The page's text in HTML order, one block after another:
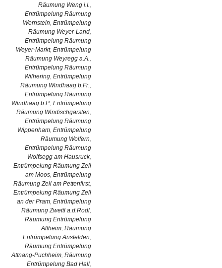
Räumung Weng i.I.,
Entrümpelung Räumung
Wernstein, Entrümpelung
Räumung Weyer-Land,
Entrümpelung Räumung
Weyer-Markt, Entrümpelung
Räumung Weyregg a.A.,
Entrümpelung Räumung
Wilhering, Entrümpelung
Räumung Windhaag b.Fr.,
Entrümpelung Räumung
Windhaag b.P., Entrümpelung
Räumung Windischgarsten,
Entrümpelung Räumung
Wippenham, Entrümpelung
Räumung Wolfern,
Entrümpelung Räumung
Wolfsegg am Hausruck,
Entrümpelung Räumung Zell
am Moos, Entrümpelung
Räumung Zell am Pettenfirst,
Entrümpelung Räumung Zell
an der Pram, Entrümpelung
Räumung Zwettl a.d.Rodl,
Räumung Entrümpelung
Altheim, Räumung
Entrümpelung Ansfelden,
Räumung Entrümpelung
Attnang-Puchheim, Räumung
Entrümpelung Bad Hall,